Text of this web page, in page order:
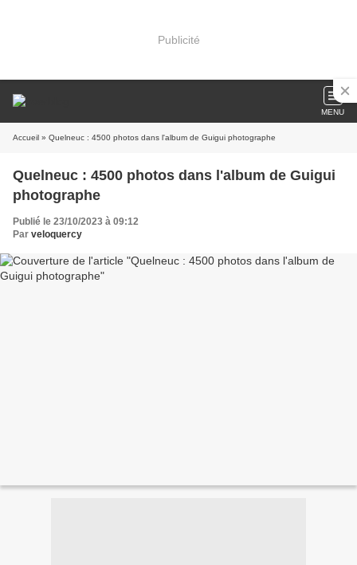
Publicité
MENU
Accueil » Quelneuc : 4500 photos dans l'album de Guigui photographe
Quelneuc : 4500 photos dans l'album de Guigui
photographe
Publié le 23/10/2023 à 09:12
Par veloquercy